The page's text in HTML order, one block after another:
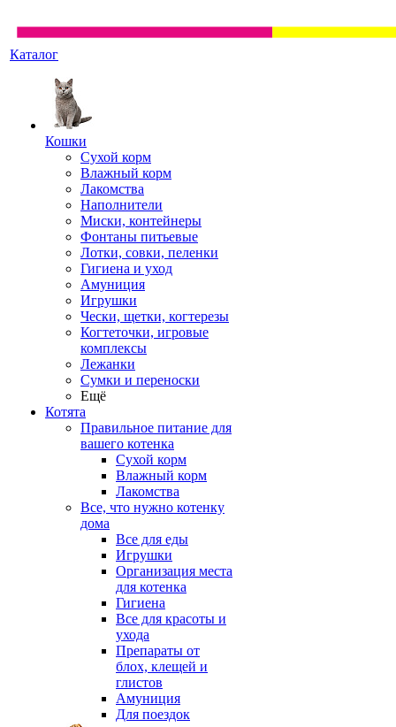
Каталог
Кошки
Сухой корм
Влажный корм
Лакомства
Наполнители
Миски, контейнеры
Фонтаны питьевые
Лотки, совки, пеленки
Гигиена и уход
Амуниция
Игрушки
Чески, щетки, когтерезы
Когтеточки, игровые
комплексы
Лежанки
Сумки и переноски
Ещё
Котята
Правильное питание для
вашего котенка
Сухой корм
Влажный корм
Лакомства
Все, что нужно котенку
дома
Все для еды
Игрушки
Организация места
для котенка
Гигиена
Все для красоты и
ухода
Препараты от
блох, клещей и
глистов
Амуниция
Для поездок